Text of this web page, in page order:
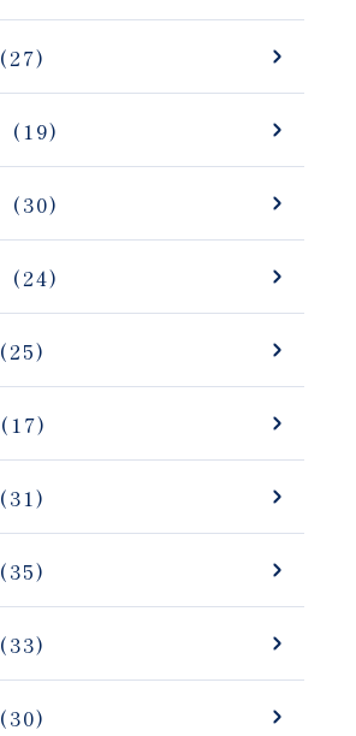
(27)
(19)
(30)
(24)
(25)
(17)
(31)
(35)
(33)
(30)